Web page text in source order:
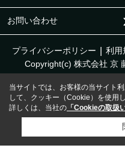
お問い合わせ
プライバシーポリシー 利用
Copyright(c) 株式会社 京
当サイトでは、お客様の当サイト
して、クッキー（Cookie）を使用し
詳しくは、当社の 「Cookieの取扱